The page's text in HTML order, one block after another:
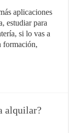
aplicaciones
estudiar para
si lo vas a
formación,
alquilar?